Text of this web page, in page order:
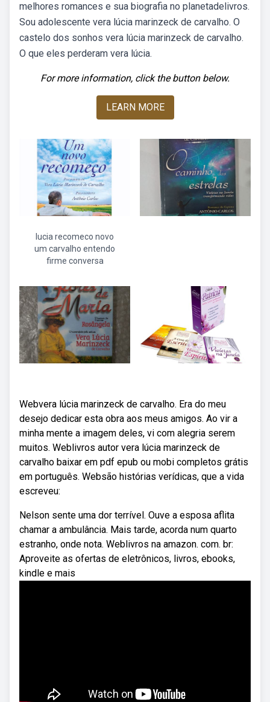
melhores romances e sua biografia no planetadelivros.
Sou adolescente vera lúcia marinzeck de carvalho. O
castelo dos sonhos vera lúcia marinzeck de carvalho.
O que eles perderam vera lúcia.
For more information, click the button below.
LEARN MORE
lucia recomeco novo
um carvalho entendo
firme conversa
Webvera lúcia marinzeck de carvalho. Era do meu
desejo dedicar esta obra aos meus amigos. Ao vir a
minha mente a imagem deles, vi com alegria serem
muitos. Weblivros autor vera lúcia marinzeck de
carvalho baixar em pdf epub ou mobi completos grátis
em português. Websão histórias verídicas, que a vida
escreveu:
Nelson sente uma dor terrível. Ouve a esposa aflita
chamar a ambulância. Mais tarde, acorda num quarto
estranho, onde nota. Weblivros na amazon. com. br:
Aproveite as ofertas de eletrônicos, livros, ebooks,
kindle e mais